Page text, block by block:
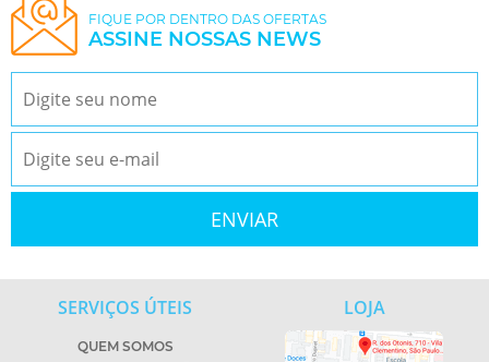
FIQUE POR DENTRO DAS OFERTAS
ASSINE NOSSAS NEWS
SERVIÇOS ÚTEIS
QUEM SOMOS
LOJA